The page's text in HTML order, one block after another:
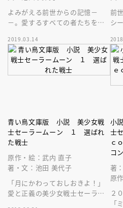
よみがえる前世からの記憶－
－。愛するすべての者たちを守
たちとともに聖なる戦いに挑
む！
2019.03.14
前
シ
ち
る
青い鳥文庫版 小説 美少女戦
士セーラームーン １ 選ばれ
た戦士
原作・絵：武内 直子
著・文：池田 美代子
「月にかわっておしおきよ！」
愛と正義の美少女戦士セーラー
小
士
ｃ
コ
著
原
２
「